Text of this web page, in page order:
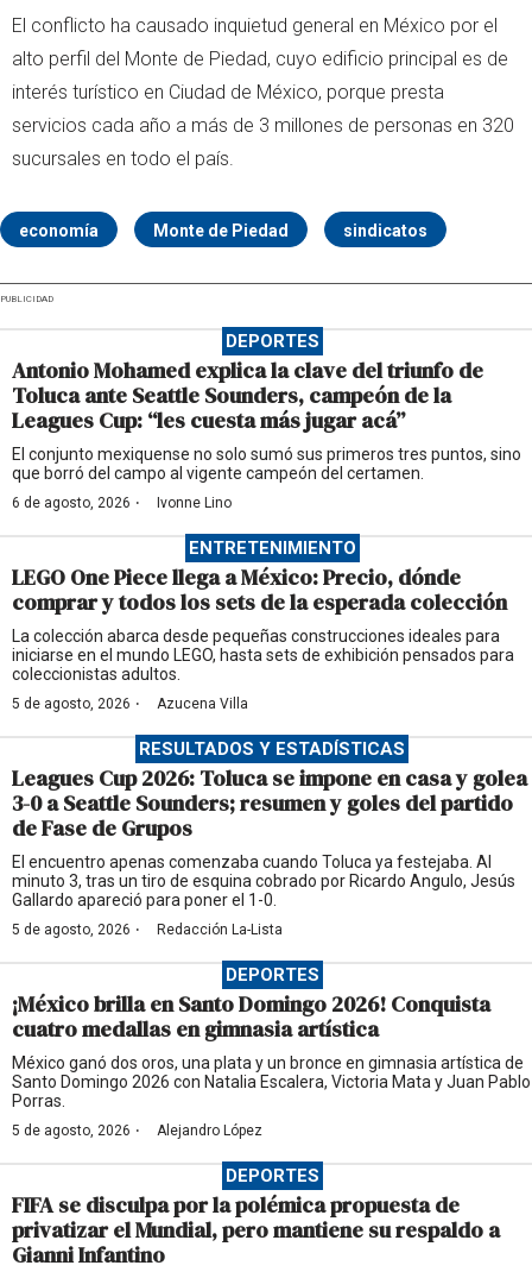
El conflicto ha causado inquietud general en México por el
alto perfil del Monte de Piedad, cuyo edificio principal es de
interés turístico en Ciudad de México, porque presta
servicios cada año a más de 3 millones de personas en 320
sucursales en todo el país.
economía Monte de Piedad sindicatos
PUBLICIDAD
DEPORTES
Antonio Mohamed explica la clave del triunfo de
Toluca ante Seattle Sounders, campeón de la
Leagues Cup: “les cuesta más jugar acá”
El conjunto mexiquense no solo sumó sus primeros tres puntos, sino
que borró del campo al vigente campeón del certamen.
6 de agosto, 2026 · Ivonne Lino
ENTRETENIMIENTO
LEGO One Piece llega a México: Precio, dónde
comprar y todos los sets de la esperada colección
La colección abarca desde pequeñas construcciones ideales para
iniciarse en el mundo LEGO, hasta sets de exhibición pensados para
coleccionistas adultos.
5 de agosto, 2026 · Azucena Villa
RESULTADOS Y ESTADÍSTICAS
Leagues Cup 2026: Toluca se impone en casa y golea
3-0 a Seattle Sounders; resumen y goles del partido
de Fase de Grupos
El encuentro apenas comenzaba cuando Toluca ya festejaba. Al
minuto 3, tras un tiro de esquina cobrado por Ricardo Angulo, Jesús
Gallardo apareció para poner el 1-0.
5 de agosto, 2026 · Redacción La-Lista
DEPORTES
¡México brilla en Santo Domingo 2026! Conquista
cuatro medallas en gimnasia artística
México ganó dos oros, una plata y un bronce en gimnasia artística de
Santo Domingo 2026 con Natalia Escalera, Victoria Mata y Juan Pablo
Porras.
5 de agosto, 2026 · Alejandro López
DEPORTES
FIFA se disculpa por la polémica propuesta de
privatizar el Mundial, pero mantiene su respaldo a
Gianni Infantino